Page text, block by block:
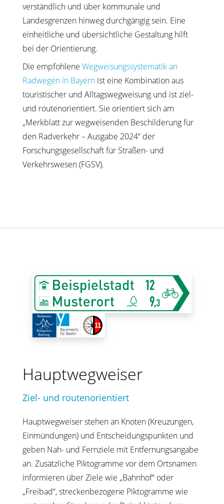
verständlich und über kommunale und
Landesgrenzen hinweg durchgängig sein. Eine
einheitliche und übersichtliche Gestaltung hilft
bei der Orientierung.
Die empfohlene Wegweisungssystematik an
Radwegen in Bayern ist eine Kombination aus
touristischer und Alltagswegweisung und ist ziel-
und routenorientiert. Sie orientiert sich am
„Merkblatt zur wegweisenden Beschilderung für
den Radverkehr – Ausgabe 2024“ der
Forschungsgesellschaft für Straßen- und
Verkehrswesen (FGSV).
Hauptwegweiser
Ziel- und routenorientiert
Hauptwegweiser stehen an Knoten (Kreuzungen,
Einmündungen) und Entscheidungspunkten und
geben Nah- und Fernziele mit Entfernungsangabe
an. Zusätzliche Piktogramme vor dem Ortsnamen
informieren über Ziele wie „Bahnhof“ oder
„Freibad“, streckenbezogene Piktogramme wie